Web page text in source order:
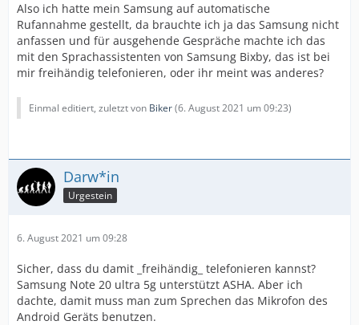
Also ich hatte mein Samsung auf automatische
Rufannahme gestellt, da brauchte ich ja das Samsung nicht
anfassen und für ausgehende Gespräche machte ich das
mit den Sprachassistenten von Samsung Bixby, das ist bei
mir freihändig telefonieren, oder ihr meint was anderes?
Einmal editiert, zuletzt von Biker(6. August 2021 um 09:23)
Darw*in
Urgestein
6. August 2021 um 09:28
Sicher, dass du damit _freihändig_ telefonieren kannst?
Samsung Note 20 ultra 5g unterstützt ASHA. Aber ich
dachte, damit muss man zum Sprechen das Mikrofon des
Android Geräts benutzen.